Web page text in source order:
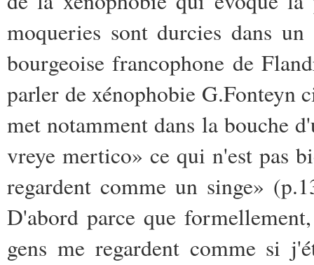
moqueries sont durcies dans
bourgeoise francophone de
parler de xénophobie G.Fonteyn
met notamment dans la bouche
vreye mertico» ce qui n'est pas
regardent comme un singe»
D'abord parce que
gens me regardent comme si